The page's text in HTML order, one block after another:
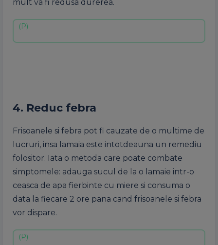
mult va fi redusa durerea.
4. Reduc febra
Frisoanele si febra pot fi cauzate de o multime de
lucruri, insa lamaia este intotdeauna un remediu
folositor. Iata o metoda care poate combate
simptomele: adauga sucul de la o lamaie intr-o
ceasca de apa fierbinte cu miere si consuma o
data la fiecare 2 ore pana cand frisoanele si febra
vor dispare.